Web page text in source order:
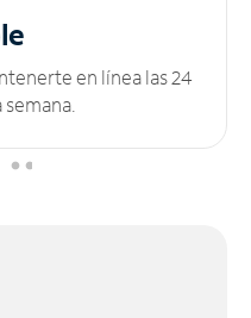
en línea las 24